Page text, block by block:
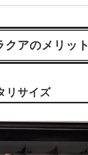
クアのメリット
リサイズ